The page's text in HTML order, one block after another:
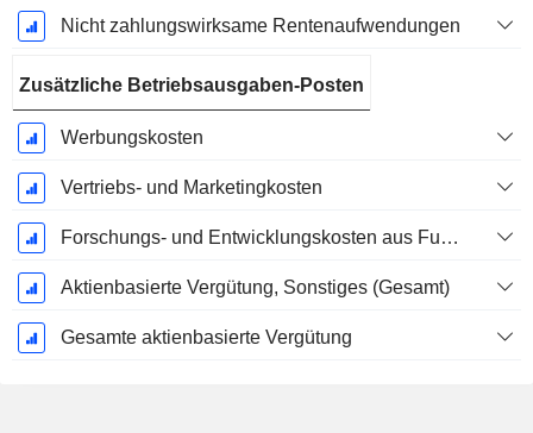
Nicht zahlungswirksame Rentenaufwendungen
Zusätzliche Betriebsausgaben-Posten
Werbungskosten
Vertriebs- und Marketingkosten
Forschungs- und Entwicklungskosten aus Fußnoten
Aktienbasierte Vergütung, Sonstiges (Gesamt)
Gesamte aktienbasierte Vergütung